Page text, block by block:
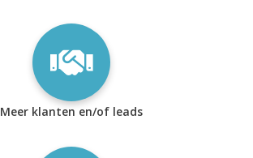
Meer klanten en/of leads